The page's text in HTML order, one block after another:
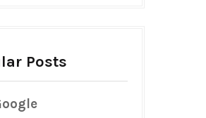
Posts